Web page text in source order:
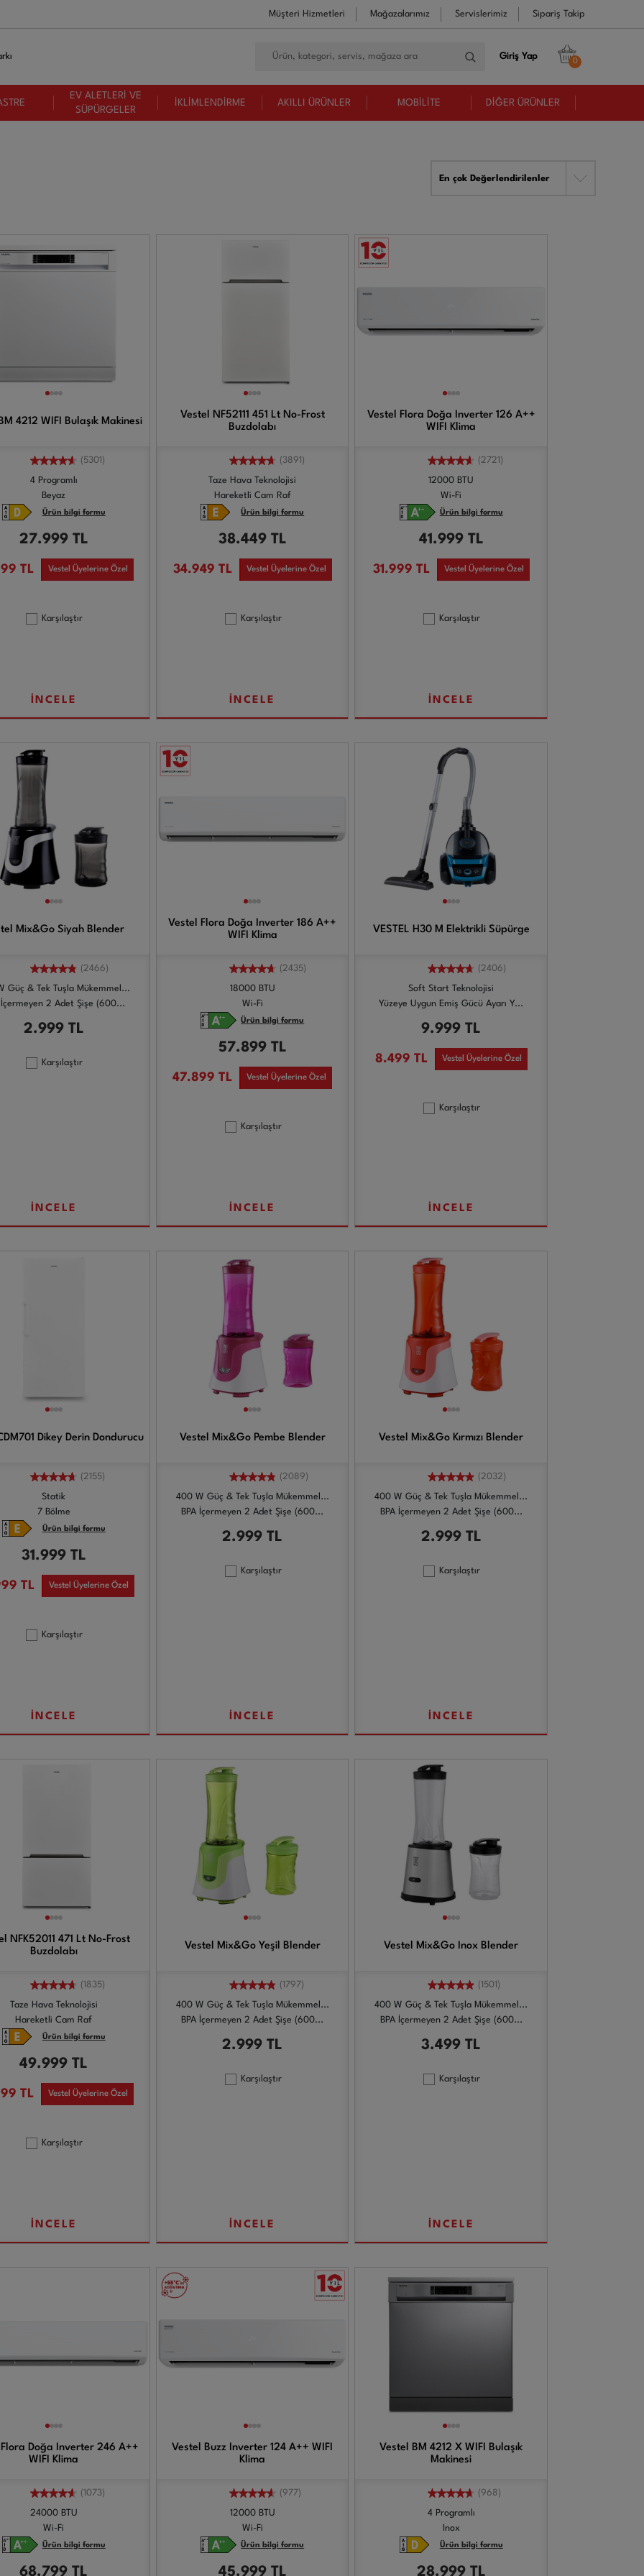
Müşteri Hizmetleri Mağazalarımız Servislerimiz Sipariş Takip
Giriş Yap 0
EV ALETLERİ VE
SÜPÜRGELER
İKLİMLENDİRME AKILLI ÜRÜNLER MOBİLİTE DİĞER ÜRÜNLER
En çok Değerlendirilenler
4212 WIFI Bulaşık Makinesi
(5301)
4 Programlı
Beyaz
Ürün bilgi formu
27.999 TL
TL Vestel Üyelerine Özel
Karşılaştır
İNCELE
Vestel NF52111 451 Lt No-Frost
Buzdolabı
(3891)
Taze Hava Teknolojisi
Hareketli Cam Raf
Ürün bilgi formu
38.449 TL
34.949 TL Vestel Üyelerine Özel
Karşılaştır
İNCELE
Vestel Flora Doğa Inverter 126 A++
WIFI Klima
(2721)
12000 BTU
Wi-Fi
Ürün bilgi formu
41.999 TL
31.999 TL Vestel Üyelerine Özel
Karşılaştır
İNCELE
Mix&Go Siyah Blender
(2466)
Güç & Tek Tuşla Mükemmel...
İçermeyen 2 Adet Şişe (600...
2.999 TL
Karşılaştır
İNCELE
Vestel Flora Doğa Inverter 186 A++
WIFI Klima
(2435)
18000 BTU
Wi-Fi
Ürün bilgi formu
57.899 TL
47.899TL Vestel Üyelerine Özel
Karşılaştır
İNCELE
VESTEL H30 M Elektrikli Süpürge
(2406)
Soft Start Teknolojisi
Yüzeye Uygun Emiş Gücü Ayarı Y...
9.999TL
8.499 TL Vestel Üyelerine Özel
Karşılaştır
İNCELE
Dikey Derin Dondurucu
(2155)
Statik
7 Bölme
Ürün bilgi formu
31.999 TL
TL Vestel Üyelerine Özel
Karşılaştır
İNCELE
Vestel Mix&Go Pembe Blender
(2089)
400 W Güç & Tek Tuşla Mükemmel...
BPA İçermeyen 2 Adet Şişe (600...
2.999TL
Karşılaştır
İNCELE
Vestel Mix&Go Kırmızı Blender
(2032)
400 W Güç & Tek Tuşla Mükemmel...
BPA İçermeyen 2 Adet Şişe (600...
2.999 TL
Karşılaştır
İNCELE
NFK52011 471 Lt No-Frost
Buzdolabı
(1835)
Taze Hava Teknolojisi
Hareketli Cam Raf
Ürün bilgi formu
49.999TL
TL Vestel Üyelerine Özel
Karşılaştır
İNCELE
Vestel Mix&Go Yeşil Blender
(1797)
400 W Güç & Tek Tuşla Mükemmel...
BPA İçermeyen 2 Adet Şişe (600...
2.999TL
Karşılaştır
İNCELE
Vestel Mix&Go Inox Blender
(1501)
400 W Güç & Tek Tuşla Mükemmel...
BPA İçermeyen 2 Adet Şişe (600...
3.499TL
Karşılaştır
İNCELE
Doğa Inverter 246 A++
WIFI Klima
(1073)
24000 BTU
Wi-Fi
Ürün bilgi formu
68.799TL
Vestel Buzz Inverter 124 A++ WIFI
Klima
(977)
12000 BTU
Wi-Fi
Ürün bilgi formu
45.999 TL
Vestel BM 4212 X WIFI Bulaşık
Makinesi
(968)
4 Programlı
Inox
Ürün bilgi formu
28.999 TL